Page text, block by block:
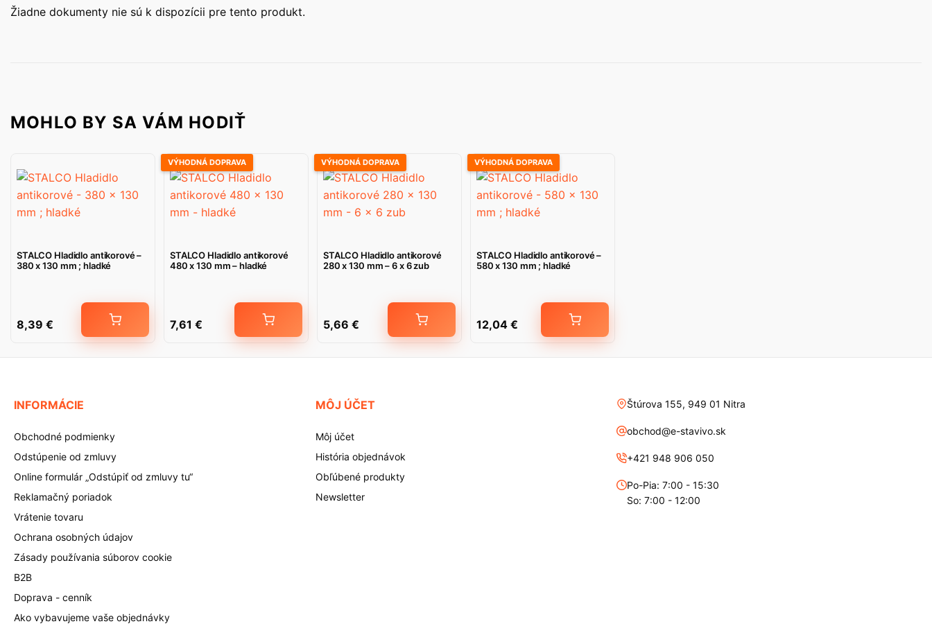
Žiadne dokumenty nie sú k dispozícii pre tento produkt.
MOHLO BY SA VÁM HODIŤ
STALCO Hladidlo antikorové –
380 x 130 mm ; hladké
8,39 €
VÝHODNÁ DOPRAVA
STALCO Hladidlo antikorové
480 x 130 mm – hladké
7,61 €
VÝHODNÁ DOPRAVA
STALCO Hladidlo antikorové
280 x 130 mm – 6 x 6 zub
5,66 €
VÝHODNÁ DOPRAVA
STALCO Hladidlo antikorové –
580 x 130 mm ; hladké
12,04 €
INFORMÁCIE
Obchodné podmienky
Odstúpenie od zmluvy
Online formulár „Odstúpiť od zmluvy tu“
Reklamačný poriadok
Vrátenie tovaru
Ochrana osobných údajov
Zásady používania súborov cookie
B2B
Doprava - cenník
Ako vybavujeme vaše objednávky
MÔJ ÚČET
Môj účet
História objednávok
Obľúbené produkty
Newsletter
Štúrova 155, 949 01 Nitra
obchod@e-stavivo.sk
+421 948 906 050
Po-Pia: 7:00 - 15:30
So: 7:00 - 12:00